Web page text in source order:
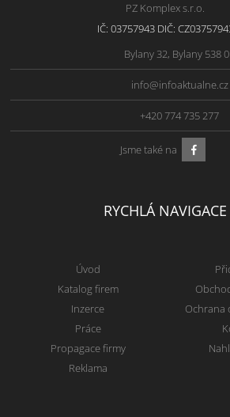
PZ Komplex s.r.o.
IČ: 03757943 DIČ:
Bylany 32, Bylany 538
info@infoaktualne.cz
+420 774 735 277
Jsme také na
RYCHLÁ NAVIGACE
Úvod
Katalog firem
Inzerce
Práce
Propagace firmy
Reklama
Ochrana